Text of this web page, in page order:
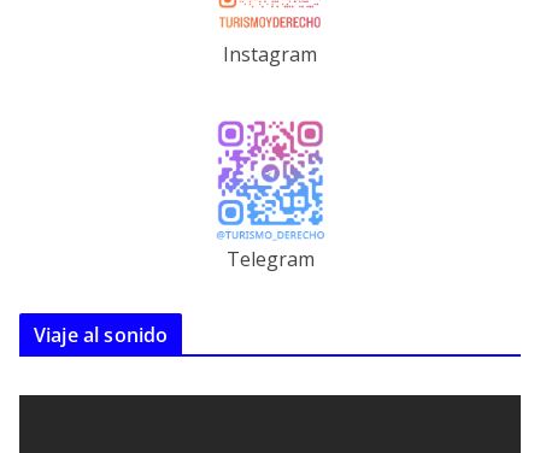
Instagram
Telegram
Viaje al sonido